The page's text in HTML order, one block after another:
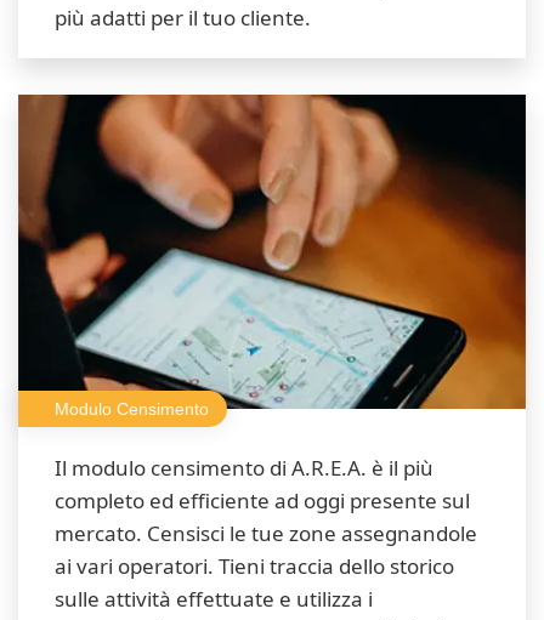
più adatti per il tuo cliente.
Modulo Censimento
Il modulo censimento di A.R.E.A. è il più
completo ed efficiente ad oggi presente sul
mercato. Censisci le tue zone assegnandole
ai vari operatori. Tieni traccia dello storico
sulle attività effettuate e utilizza i